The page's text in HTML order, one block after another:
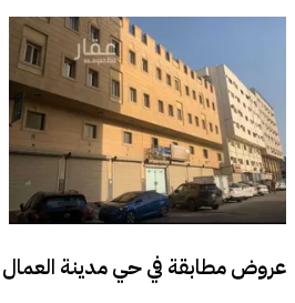
عروض مطابقة فيحي مدينة العمال